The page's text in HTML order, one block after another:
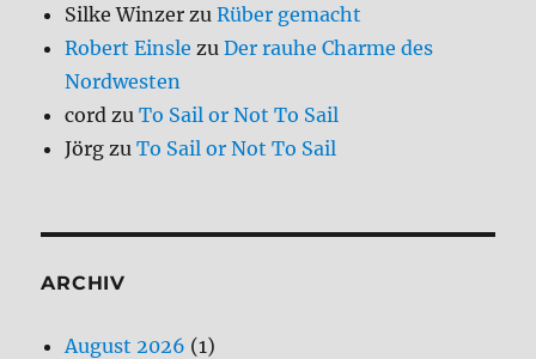
Silke Winzer zuRüber gemacht
Robert Einsle zuDer rauhe Charme des
Nordwesten
cord zuTo Sail or Not To Sail
Jörg zuTo Sail or Not To Sail
ARCHIV
August 2026 (1)